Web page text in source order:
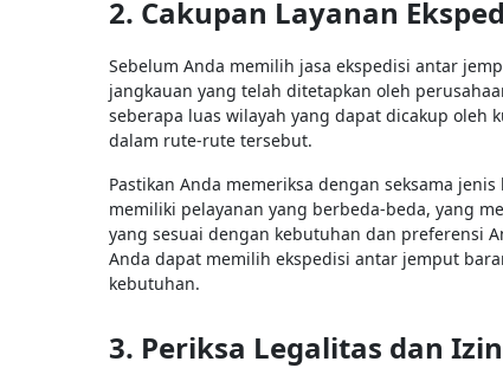
2. Cakupan Layanan
Sebelum Anda memilih jasa ekspedisi antar
jangkauan yang telah ditetapkan oleh
seberapa luas wilayah yang dapat dicakup oleh
dalam rute-rute tersebut.
Pastikan Anda memeriksa dengan seksama
memiliki pelayanan yang berbeda-beda, yang
yang sesuai dengan kebutuhan dan preferensi
Anda dapat memilih ekspedisi antar jemput
kebutuhan.
3. Periksa Legalitas dan Izin